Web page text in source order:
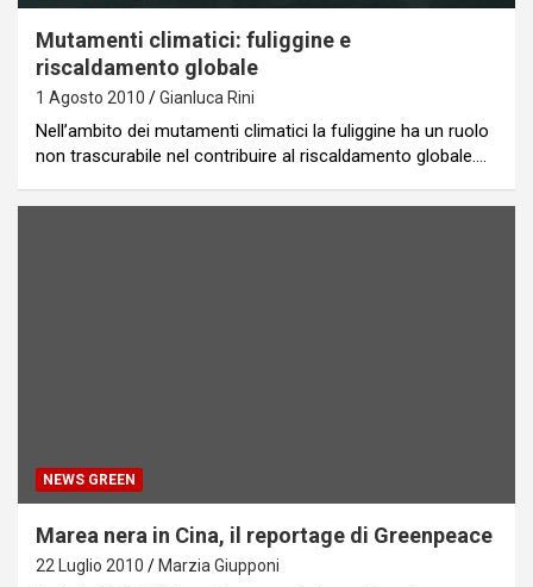
Mutamenti climatici: fuliggine e
riscaldamento globale
1 Agosto 2010 Gianluca Rini
Nell’ambito dei mutamenti climatici la fuliggine ha un ruolo
non trascurabile nel contribuire al riscaldamento globale.…
NEWS GREEN
Marea nera in Cina, il reportage di Greenpeace
22 Luglio 2010 Marzia Giupponi